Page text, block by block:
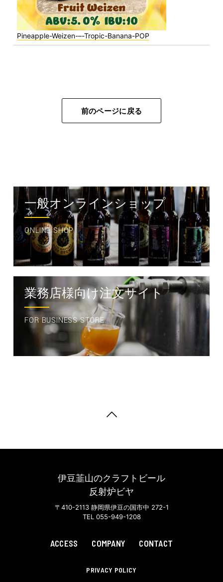
Pineapple-Weizen-–-Tropic-Banana-POP
前のページに戻る
一般オンラインショップ
ONLINE SHOP
業務店様向け注文サイト
FOR BUSINESS STORE
伊豆韮山のクラフトビール
反射炉ビヤ
〒410-2113 静岡県伊豆の国市中 272-1
TEL 055-949-1208
ACCESS COMPANY CONTACT
PRIVACY POLICY